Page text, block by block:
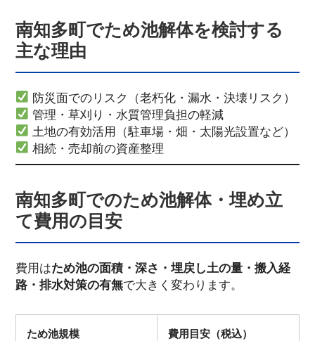
南知多町でため池解体を検討する
主な理由
防災面でのリスク（老朽化・漏水・決壊リスク）
管理・草刈り・水質管理負担の軽減
土地の有効活用（駐車場・畑・太陽光設置など）
相続・売却前の資産整理
南知多町でのため池解体・埋め立
て費用の目安
費用はため池の面積・深さ・埋戻し土の量・搬入経
路・排水対策の有無で大きく変わります。
ため池規模 費用目安（税込）